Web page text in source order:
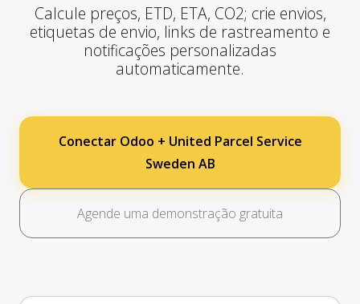
Calcule preços, ETD, ETA, CO2; crie envios,
etiquetas de envio, links de rastreamento e
notificações personalizadas
automaticamente.
Conectar Odoo + United Parcel Service
Sweden AB
Agende uma demonstração gratuita